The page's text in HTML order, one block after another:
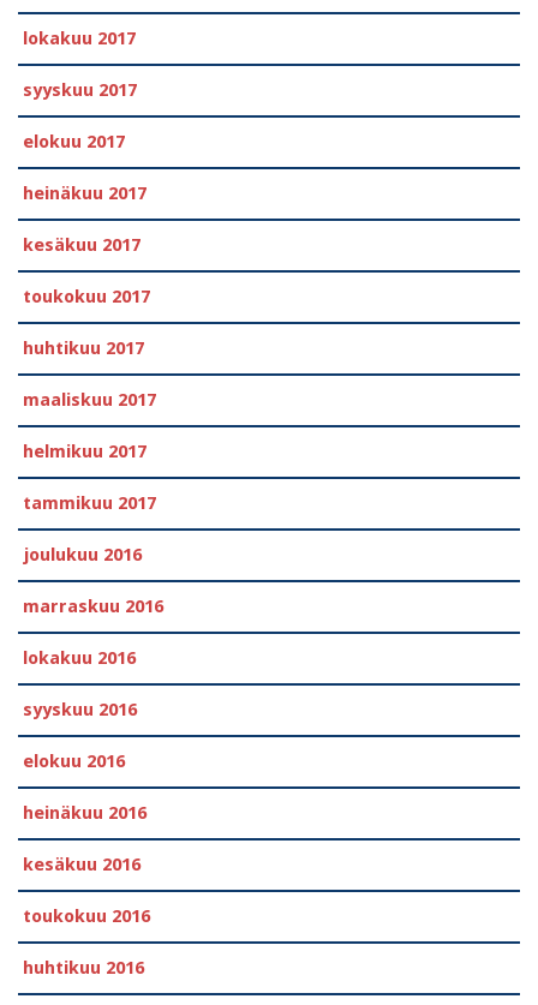
lokakuu 2017
syyskuu 2017
elokuu 2017
heinäkuu 2017
kesäkuu 2017
toukokuu 2017
huhtikuu 2017
maaliskuu 2017
helmikuu 2017
tammikuu 2017
joulukuu 2016
marraskuu 2016
lokakuu 2016
syyskuu 2016
elokuu 2016
heinäkuu 2016
kesäkuu 2016
toukokuu 2016
huhtikuu 2016